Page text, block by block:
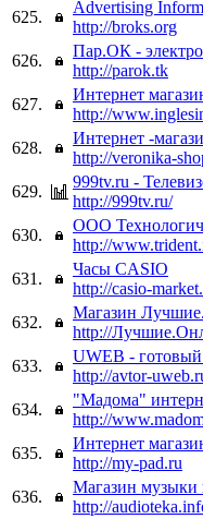
625.
Advertising
http://broks.org
626.
Пар.ОК -
http://parok.tk
627.
Интернет
http://
628.
Интернет -
http://veronika-
629.
999tv.ru -
http://999tv.ru/
630.
ООО
http://
631.
Часы CASIO
http://casio-
632.
Магазин
http://
633.
UWEB - готовый
http://avtor-
634.
"Мадома"
http://
635.
Интернет
http://my-pad.ru
636.
Магазин музыки
http://